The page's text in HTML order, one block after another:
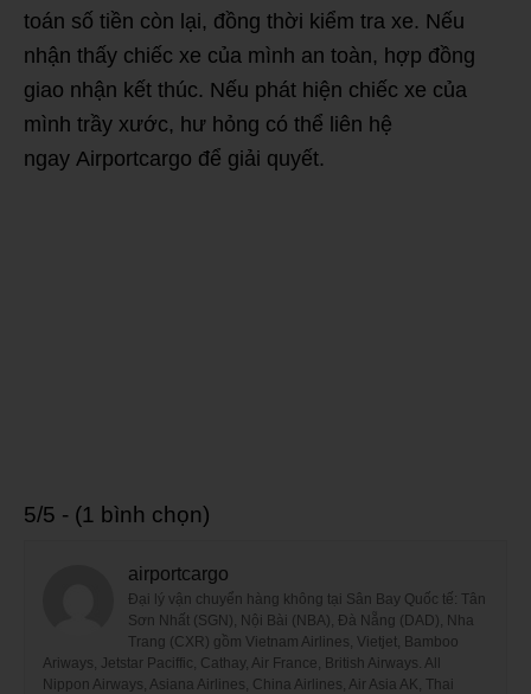
toán số tiền còn lại, đồng thời kiểm tra xe. Nếu
nhận thấy chiếc xe của mình an toàn, hợp đồng
giao nhận kết thúc. Nếu phát hiện chiếc xe của
mình trầy xước, hư hỏng có thể liên hệ
ngay Airportcargo để giải quyết.
5/5 - (1 bình chọn)
airportcargo
Đại lý vận chuyển hàng không tại Sân Bay Quốc tế: Tân
Sơn Nhất (SGN), Nội Bài (NBA), Đà Nẵng (DAD), Nha
Trang (CXR) gồm Vietnam Airlines, Vietjet, Bamboo
Ariways, Jetstar Paciffic, Cathay, Air France, British Airways. All
Nippon Airways, Asiana Airlines, China Airlines, Air Asia AK, Thai